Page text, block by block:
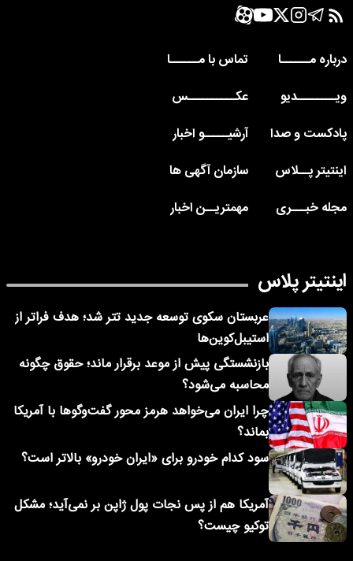
درباره مــــــا
تماس با مــــــا
ویــــــــدیو
عکــــــــــس
پادکست و صدا
آرشیـــــو اخبار
اینتیتر پــلاس
سازمان آگهی ها
مجله خبـــری
مهمتریــن اخبار
اینتیتر پلاس
عربستان سکوی توسعه جدید تتر شد؛ هدف فراتر از
استیبل‌کوین‌ها
بازنشستگی پیش از موعد برقرار ماند؛ حقوق چگونه
محاسبه می‌شود؟
چرا ایران می‌خواهد هرمز محور گفت‌وگوها با آمریکا
بماند؟
سود کدام خودرو برای «ایران خودرو» بالاتر است؟
آمریکا هم از پس نجات پول ژاپن بر نمی‌آید؛ مشکل
توکیو چیست؟